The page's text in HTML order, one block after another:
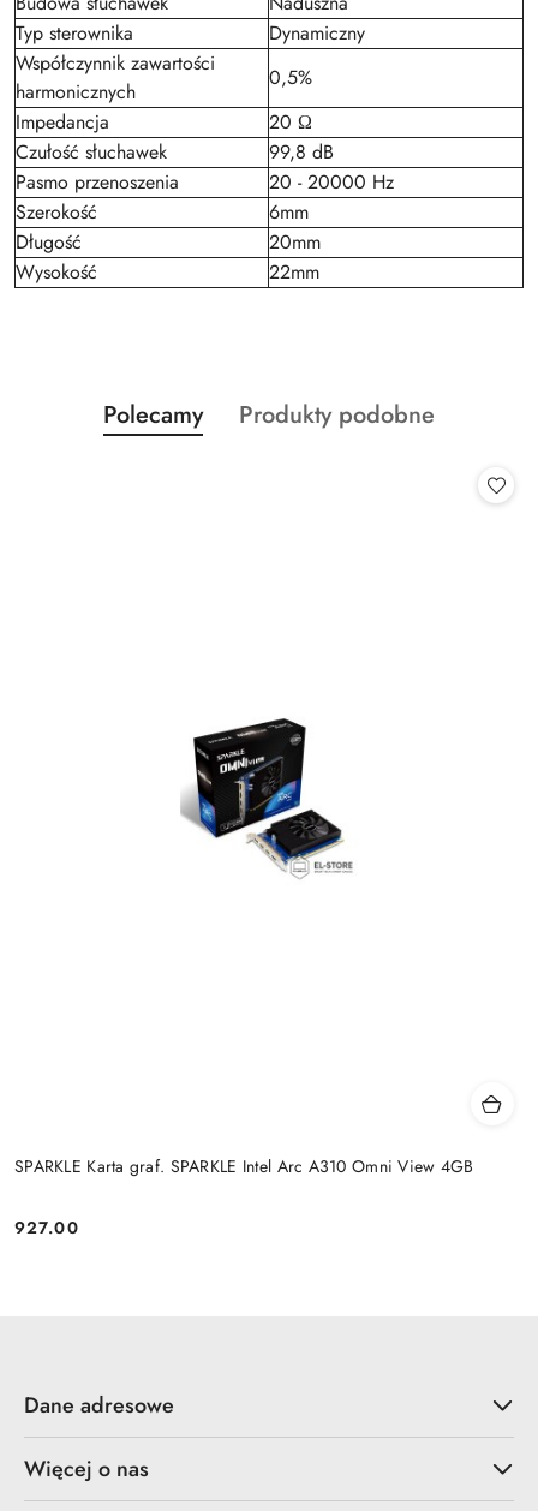
Typ sterownika
Dynamiczny
Współczynnik zawartości
harmonicznych
0,5%
Impedancja
20 Ω
Czułość słuchawek
99,8 dB
Pasmo przenoszenia
20 - 20000 Hz
Szerokość
6mm
Długość
20mm
Wysokość
22mm
Pomiń karuzelę produktów
Produkty
o
Polecamy
Produkty
Produkty podobne
SPARKLE Karta graf. SPARKLE Intel Arc A310 Omni View 4GB
Cena:
927.00
Dane adresowe
Więcej o nas